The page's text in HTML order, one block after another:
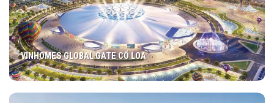
VINHOMES GLOBAL GATE CỔ LOA